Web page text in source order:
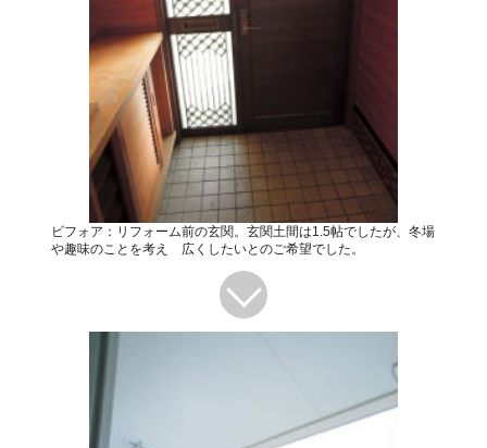
ビフォア：リフォーム前の玄関。玄関土間は1.5帖でしたが、冬場
や趣味のことを考え 広くしたいとのご希望でした。